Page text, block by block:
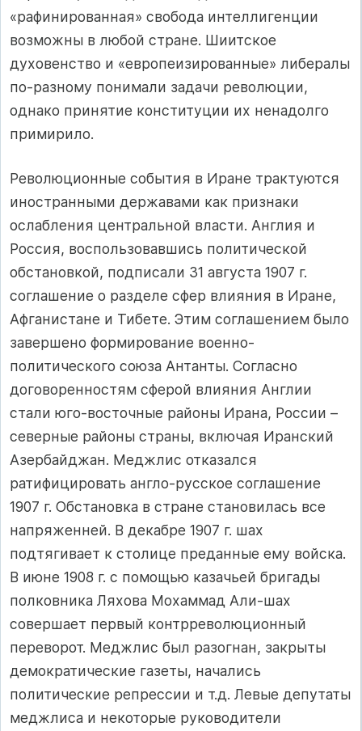
«рафинированная» свобода интеллигенции
возможны в любой стране. Шиитское
духовенство и «европеизированные» либералы
по-разному понимали задачи революции,
однако принятие конституции их ненадолго
примирило.
Революционные события в Иране трактуются
иностранными державами как признаки
ослабления центральной власти. Англия и
Россия, воспользовавшись политической
обстановкой, подписали 31 августа 1907 г.
соглашение о разделе сфер влияния в Иране,
Афганистане и Тибете. Этим соглашением было
завершено формирование военно-
политического союза Антанты. Согласно
договоренностям сферой влияния Англии
стали юго-восточные районы Ирана, России –
северные районы страны, включая Иранский
Азербайджан. Меджлис отказался
ратифицировать англо-русское соглашение
1907 г. Обстановка в стране становилась все
напряженней. В декабре 1907 г. шах
подтягивает к столице преданные ему войска.
В июне 1908 г. с помощью казачьей бригады
полковника Ляхова Мохаммад Али-шах
совершает первый контрреволюционный
переворот. Меджлис был разогнан, закрыты
демократические газеты, начались
политические репрессии и т.д. Левые депутаты
меджлиса и некоторые руководители